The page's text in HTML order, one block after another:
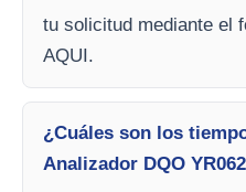
tu solicitud mediante el
AQUI.
¿Cuáles son los
Analizador DQO